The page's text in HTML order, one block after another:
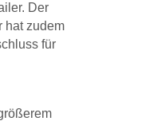
Der
hat zudem
für